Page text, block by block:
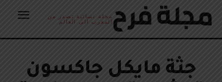
مجلة نسائية تصدر من
المغرب الى العالم
جثة مايكل جاكسون